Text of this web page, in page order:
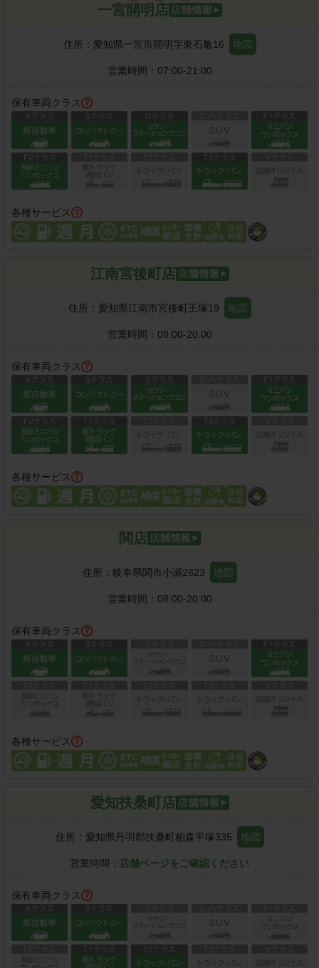
一宮開明店
住所： 愛知県一宮市開明字東石亀16 地図
営業時間： 07:00-21:00
保有車両クラス
各種サービス
江南宮後町店
住所： 愛知県江南市宮後町王塚19 地図
営業時間： 08:00-20:00
保有車両クラス
各種サービス
関店
住所： 岐阜県関市小瀬2823 地図
営業時間： 08:00-20:00
保有車両クラス
各種サービス
愛知扶桑町店
住所： 愛知県丹羽郡扶桑町柏森平塚335 地図
営業時間： 店舗ページをご確認ください
保有車両クラス